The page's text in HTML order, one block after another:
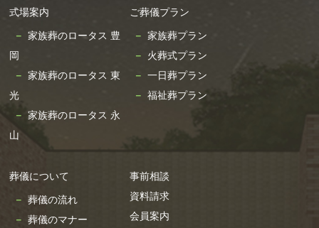
式場案内
家族葬のロータス 豊
岡
家族葬のロータス 東
光
家族葬のロータス 永
山
ご葬儀プラン
家族葬プラン
火葬式プラン
一日葬プラン
福祉葬プラン
葬儀について
葬儀の流れ
葬儀のマナー
事前相談
資料請求
会員案内